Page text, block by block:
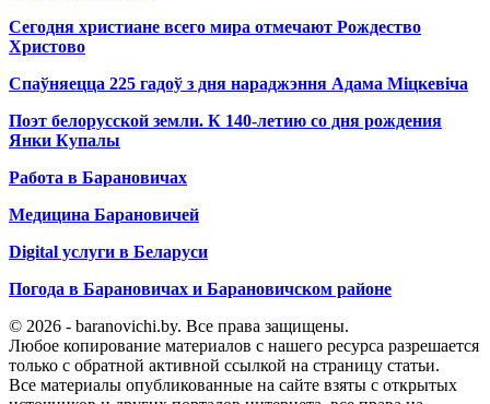
Сегодня христиане всего мира отмечают Рождество
Христово
Спаўняецца 225 гадоў з дня нараджэння Адама Міцкевіча
Поэт белорусской земли. К 140-летию со дня рождения
Янки Купалы
Работа в Барановичах
Медицина Барановичей
Digital услуги в Беларуси
Погода в Барановичах и Барановичском районе
© 2026 - baranovichi.by. Все права защищены.
Любое копирование материалов с нашего ресурса разрешается
только с обратной активной ссылкой на страницу статьи.
Все материалы опубликованные на сайте взяты с открытых